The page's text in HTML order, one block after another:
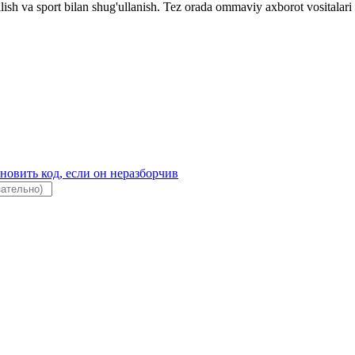
va sport bilan shug'ullanish. Tez orada ommaviy axborot